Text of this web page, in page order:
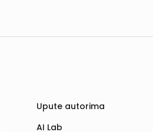
Upute autorima
AI Lab